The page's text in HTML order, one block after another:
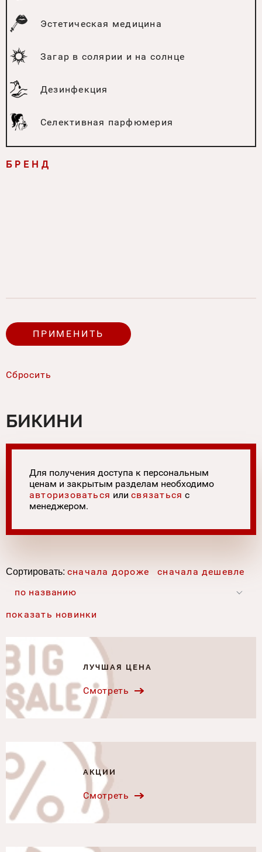
Эстетическая медицина
Загар в солярии и на солнце
Дезинфекция
Селективная парфюмерия
БРЕНД
БИКИНИ
Для получения доступа к персональным
ценам и закрытым разделам необходимо
авторизоваться илисвязаться с
менеджером.
Сортировать: сначала дороже
сначала дешевле
по названию
показать новинки
ЛУЧШАЯ ЦЕНА
Смотреть
АКЦИИ
Смотреть